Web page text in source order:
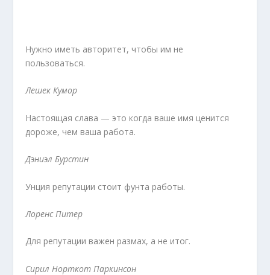
Нужно иметь авторитет, чтобы им не
пользоваться.
Лешек Кумор
Настоящая слава — это когда ваше имя ценится
до­роже, чем ваша работа.
Дэниэл Бурстин
Унция репутации стоит фунта работы.
Лоренс Питер
Для репутации важен размах, а не итог.
Сирил Норткот Паркинсон